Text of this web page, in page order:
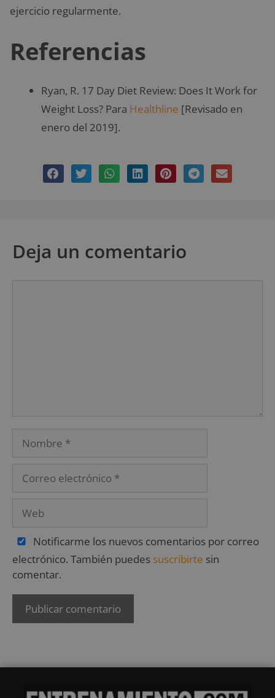
ejercicio regularmente.
Referencias
Ryan, R. 17 Day Diet Review: Does It Work for
Weight Loss? Para Healthline [Revisado en
enero del 2019].
Deja un comentario
Notificarme los nuevos comentarios por correo
electrónico. También puedes suscribirte sin
comentar.